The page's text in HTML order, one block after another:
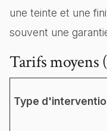
une teinte et une
souvent une
Tarifs
Type